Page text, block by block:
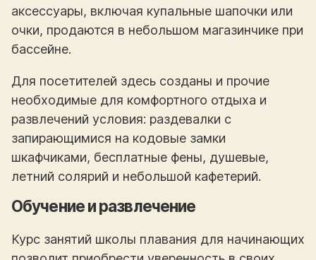
аксессуары, включая купальные шапочки или
очки, продаются в небольшом магазинчике при
бассейне.
Для посетителей здесь созданы и прочие
необходимые для комфортного отдыха и
развлечений условия: раздевалки с
запирающимися на кодовые замки
шкафчиками, бесплатные фены, душевые,
летний солярий и небольшой кафетерий.
Обучение и развлечение
Курс занятий школы плавания для начинающих